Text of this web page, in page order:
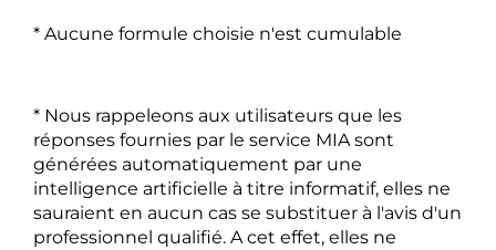
* Aucune formule choisie n'est cumulable
* Nous rappeleons aux utilisateurs que les
réponses fournies par le service MIA sont
générées automatiquement par une
intelligence artificielle à titre informatif, elles ne
sauraient en aucun cas se substituer à l'avis d'un
professionnel qualifié. A cet effet, elles ne